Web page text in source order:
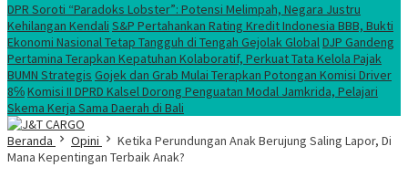
DPR Soroti “Paradoks Lobster”: Potensi Melimpah, Negara Justru
Kehilangan Kendali S&P Pertahankan Rating Kredit Indonesia BBB, Bukti
Ekonomi Nasional Tetap Tangguh di Tengah Gejolak GlobalDJP Gandeng
Pertamina Terapkan Kepatuhan Kolaboratif, Perkuat Tata Kelola Pajak
BUMN Strategis Gojek dan Grab Mulai Terapkan Potongan Komisi Driver
8℅Komisi II DPRD Kalsel Dorong Penguatan Modal Jamkrida, Pelajari
Skema Kerja Sama Daerah di Bali
Beranda
Opini
Ketika Perundungan Anak Berujung Saling Lapor, Di
Mana Kepentingan Terbaik Anak?